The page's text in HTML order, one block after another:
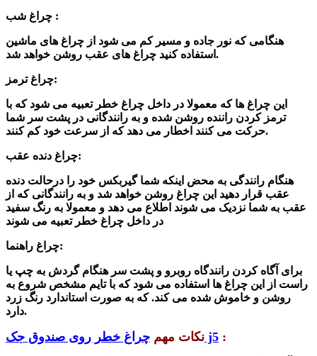
:
هنگامی که نور جاده و مسیر کم می شود از چراغ های ماشین
استفاده کنید چراغ های عقب روشن خواهد شد.
چراغ ترمز:
این چراغ ها که معمولا در داخل چراغ خطر تعبیه می شود که با
ترمز کردن راننده روشن شده و به رانندگانی در پشت سر شما
حرکت می کنند اخطار می دهد که از سرعت خود کم کنند.
چراغ دنده عقب:
هنگام رانندگی به محض اینکه شما گیربکس خود را درحالت دنده
عقب قرار دهید این چراغ روشن خواهد شد و به رانندگانی که از
عقب به شما نزدیک می شوند اطلاع می دهد و معمولا به رنگ سفید
در داخل چراغ خطر تعبیه می شوند
چراغ راهنما:
برای آگاه کردن رانندگاه روبرو و پشت سر هنگام گردش به چپ یا
راست از این چراغ ها استفاده می شود که با تایم مشخص شروع به
روشن و خاموش شده می کند. که به صورت استاندارد رنگ زرد
دارد.
نکات مهم چراغ خطر روی صندوق جک j5 :